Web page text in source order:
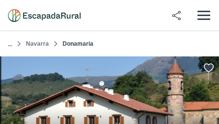
... Navarra Donamaria